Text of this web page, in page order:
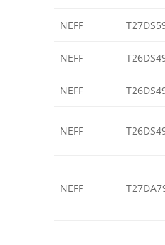
NEFF
NEFF
NEFF
NEFF
NEFF